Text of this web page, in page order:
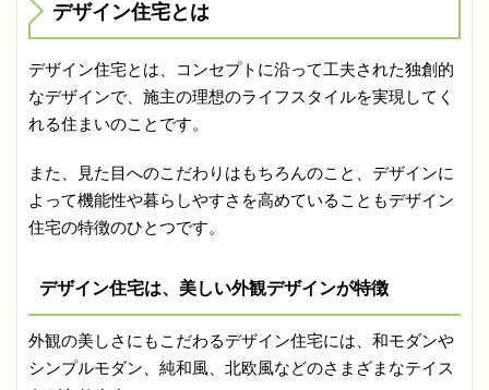
デザイン住宅とは
デザイン住宅とは、コンセプトに沿って工夫された独創的
なデザインで、施主の理想のライフスタイルを実現してく
れる住まいのことです。
また、見た目へのこだわりはもちろんのこと、デザインに
よって機能性や暮らしやすさを高めていることもデザイン
住宅の特徴のひとつです。
デザイン住宅は、美しい外観デザインが特徴
外観の美しさにもこだわるデザイン住宅には、和モダンや
シンプルモダン、純和風、北欧風などのさまざまなテイス